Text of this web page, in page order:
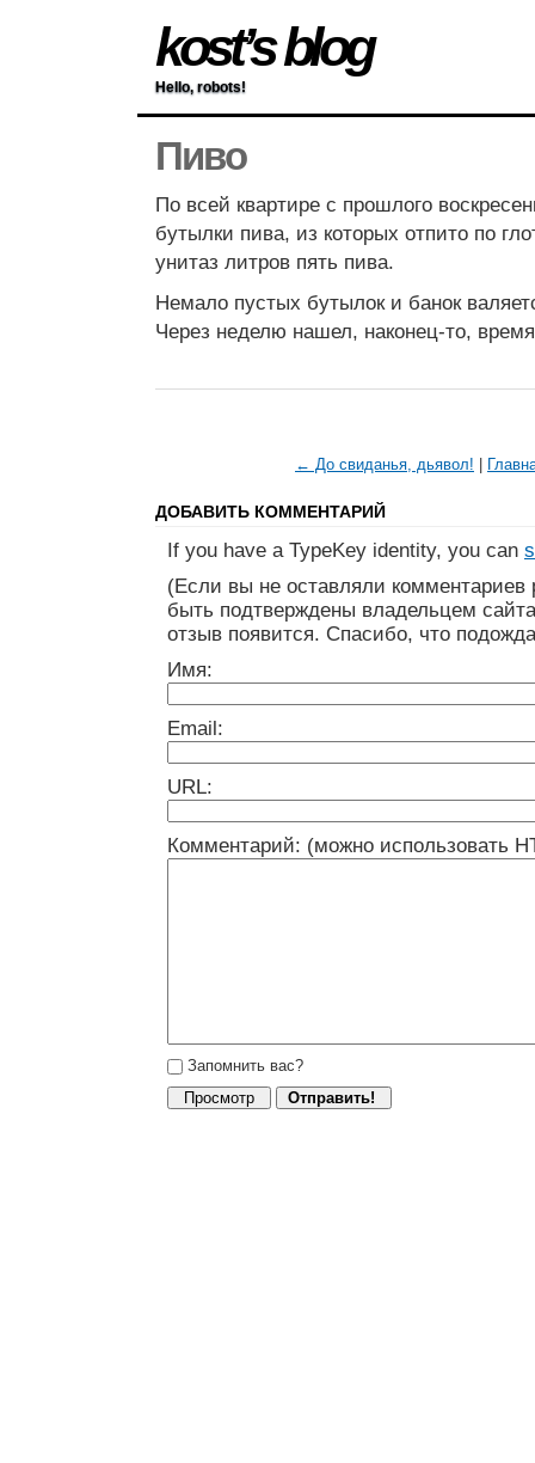
kost’s blog
Hello, robots!
Пиво
По всей квартире с прошлого
бутылки пива, из которых отпито по
унитаз литров пять пива.
Немало пустых бутылок и банок
Через неделю нашел, наконец-то,
← До свиданья, дьявол!
ДОБАВИТЬ КОММЕНТАРИЙ
If you have a TypeKey identity, you can
(Если вы не оставляли
быть подтверждены владельцем
отзыв появится. Спасибо, что
Имя:
Email:
URL:
Комментарий: (можно использовать
Запомнить вас?